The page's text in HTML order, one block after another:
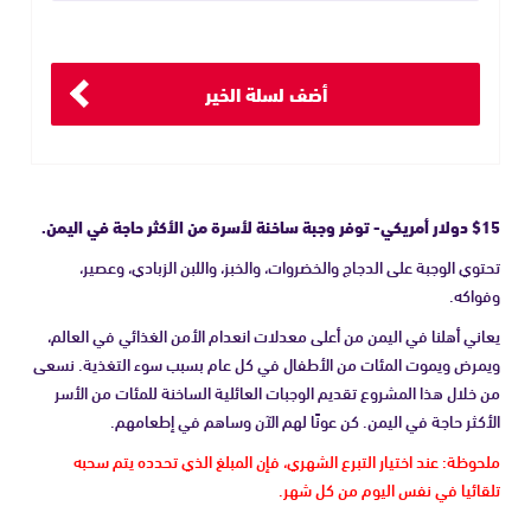
$15 دولار أمريكي- توفر وجبة ساخنة لأسرة من الأكثر حاجة في اليمن.
تحتوي الوجبة على الدجاج والخضروات، والخبز، واللبن الزبادي، وعصير،
وفواكه.
يعاني أهلنا في اليمن من أعلى معدلات انعدام الأمن الغذائي في العالم،
ويمرض ويموت المئات من الأطفال في كل عام بسبب سوء التغذية. نسعى
من خلال هذا المشروع تقديم الوجبات العائلية الساخنة للمئات من الأسر
الأكثر حاجة في اليمن. كن عونًا لهم الآن وساهم في إطعامهم.
ملحوظة: عند اختيار التبرع الشهري، فإن المبلغ الذي تحدده يتم سحبه
تلقائيا في نفس اليوم من كل شهر.
أضف لسلة الخير